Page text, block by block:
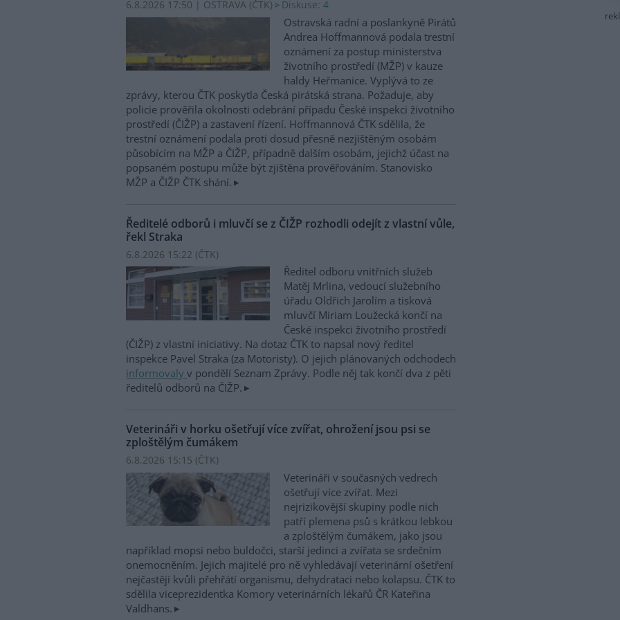
6.8.2026 17:50 | OSTRAVA (ČTK) Diskuse: 4
Ostravská radní a poslankyně Pirátů
Andrea Hoffmannová podala trestní
oznámení za postup ministerstva
životního prostředí (MŽP) v kauze
haldy Heřmanice. Vyplývá to ze
zprávy, kterou ČTK poskytla Česká pirátská strana. Požaduje, aby
policie prověřila okolnosti odebrání případu České inspekci životního
prostředí (ČIŽP) a zastavení řízení. Hoffmannová ČTK sdělila, že
trestní oznámení podala proti dosud přesně nezjištěným osobám
působícím na MŽP a ČIŽP, případně dalším osobám, jejichž účast na
popsaném postupu může být zjištěna prověřováním. Stanovisko
MŽP a ČIŽP ČTK shání.
Ředitelé odborů i mluvčí se z ČIŽP rozhodli odejít z vlastní vůle,
řekl Straka
6.8.2026 15:22 (ČTK)
Ředitel odboru vnitřních služeb
Matěj Mrlina, vedoucí služebního
úřadu Oldřich Jarolím a tisková
mluvčí Miriam Loužecká končí na
České inspekci životního prostředí
(ČIŽP) z vlastní iniciativy. Na dotaz ČTK to napsal nový ředitel
inspekce Pavel Straka (za Motoristy). O jejich plánovaných odchodech
informovaly v pondělí Seznam Zprávy. Podle něj tak končí dva z pěti
ředitelů odborů na ČIŽP.
Veterináři v horku ošetřují více zvířat, ohrožení jsou psi se
zploštělým čumákem
6.8.2026 15:15 (ČTK)
Veterináři v současných vedrech
ošetřují více zvířat. Mezi
nejrizikovější skupiny podle nich
patří plemena psů s krátkou lebkou
a zploštělým čumákem, jako jsou
například mopsi nebo buldočci, starší jedinci a zvířata se srdečním
onemocněním. Jejich majitelé pro ně vyhledávají veterinární ošetření
nejčastěji kvůli přehřátí organismu, dehydrataci nebo kolapsu. ČTK to
sdělila viceprezidentka Komory veterinárních lékařů ČR Kateřina
Valdhans.